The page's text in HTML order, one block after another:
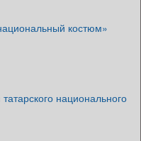
костюм»
национального